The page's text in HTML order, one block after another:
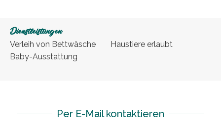
Dienstleistungen
Verleih von Bettwäsche
Baby-Ausstattung
Haustiere erlaubt
Per E-Mail kontaktieren